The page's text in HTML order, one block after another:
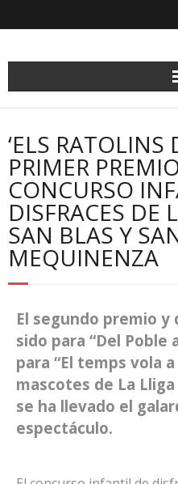
‘ELS RATOLINS
PRIMER
CONCURSO
DISFRACES DE
SAN BLAS Y
MEQUINENZA
El segundo premio
sido para “Del Poble
para “El temps vola
mascotes de La
se ha llevado el
espectáculo.